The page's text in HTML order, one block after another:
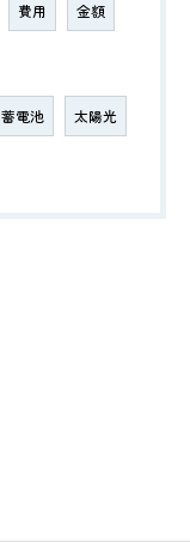
費用 金額
蓄電池 太陽光